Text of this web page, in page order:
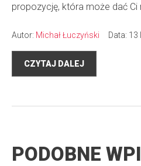
propozycję, która może dać Ci
Autor: Michał Łuczyński Data: 13
CZYTAJ DALEJ
PODOBNE